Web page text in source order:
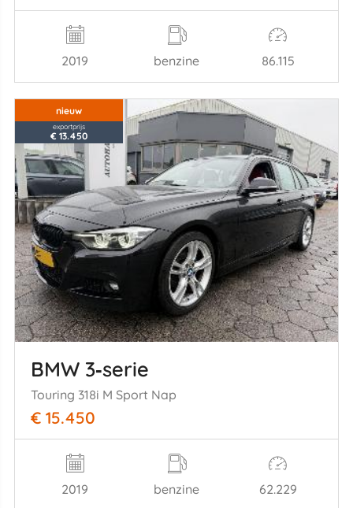
2019 benzine 86.115
nieuw
exportprijs
€ 13.450
BMW 3‑serie
Touring 318i M Sport Nap
€ 15.450
2019 benzine 62.229